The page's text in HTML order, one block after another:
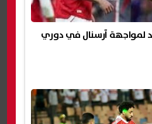
لمواجهة آرسنال في دوري